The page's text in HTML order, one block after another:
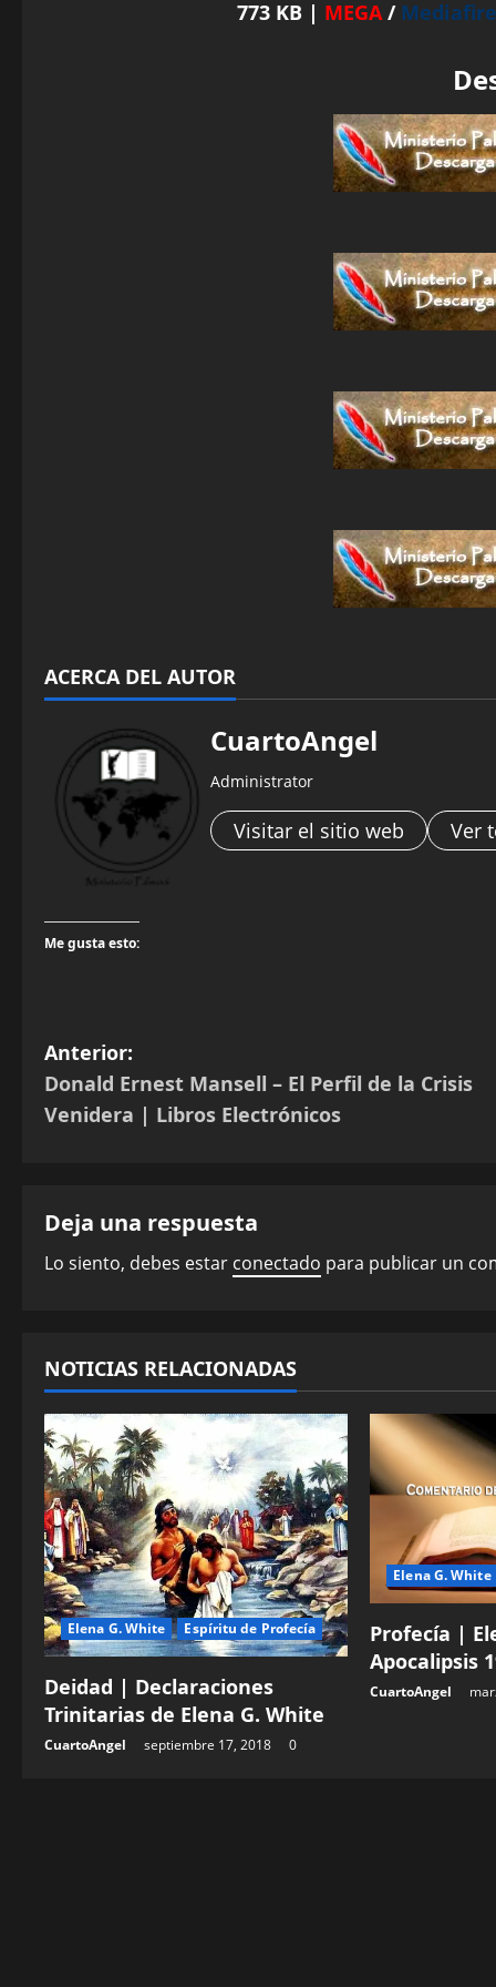
773 KB | MEGA/ Mediafire
ACERCA DEL AUTOR
CuartoAngel
Administrator
Visitar el sitio web Ver
Me gusta esto:
N
a
g
i
ó
n
d
e
e
n
t
r
Anterior:
Donald Ernest Mansell – El Perfil de la Crisis
Venidera | Libros Electrónicos
Deja una respuesta
Lo siento, debes estar conectado para publicar un
NOTICIAS RELACIONADAS
Elena G. White Espíritu de Profecía
Deidad | Declaraciones
Trinitarias de Elena G. White
CuartoAngel septiembre 17, 2018 0
Elena G. White
Profecía |
Apocalipsis
CuartoAngel